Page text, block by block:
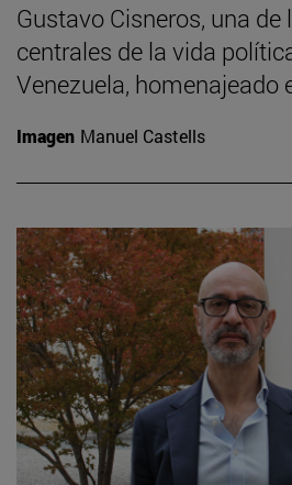
Gustavo Cisneros, una de
centrales de la vida
Venezuela, homenajeado
Imagen Manuel Castells